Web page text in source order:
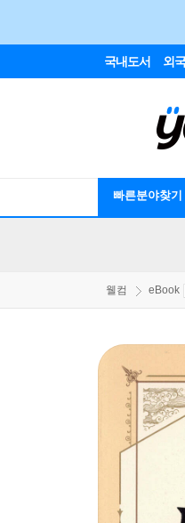
국내도서 외
빠른분야찾기
웰컴 eBook